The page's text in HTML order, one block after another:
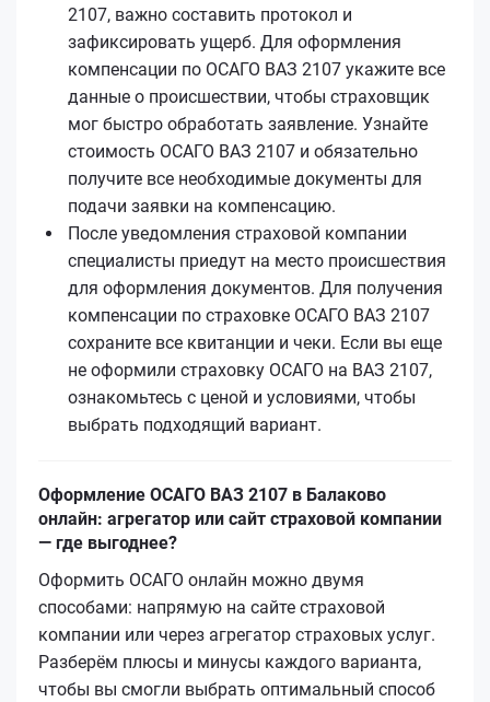
2107, важно составить протокол и
зафиксировать ущерб. Для оформления
компенсации по ОСАГО ВАЗ 2107 укажите все
данные о происшествии, чтобы страховщик
мог быстро обработать заявление. Узнайте
стоимость ОСАГО ВАЗ 2107 и обязательно
получите все необходимые документы для
подачи заявки на компенсацию.
После уведомления страховой компании
специалисты приедут на место происшествия
для оформления документов. Для получения
компенсации по страховке ОСАГО ВАЗ 2107
сохраните все квитанции и чеки. Если вы еще
не оформили страховку ОСАГО на ВАЗ 2107,
ознакомьтесь с ценой и условиями, чтобы
выбрать подходящий вариант.
Оформление ОСАГО ВАЗ 2107 в Балаково
онлайн: агрегатор или сайт страховой компании
— где выгоднее?
Оформить ОСАГО онлайн можно двумя
способами: напрямую на сайте страховой
компании или через агрегатор страховых услуг.
Разберём плюсы и минусы каждого варианта,
чтобы вы смогли выбрать оптимальный способ